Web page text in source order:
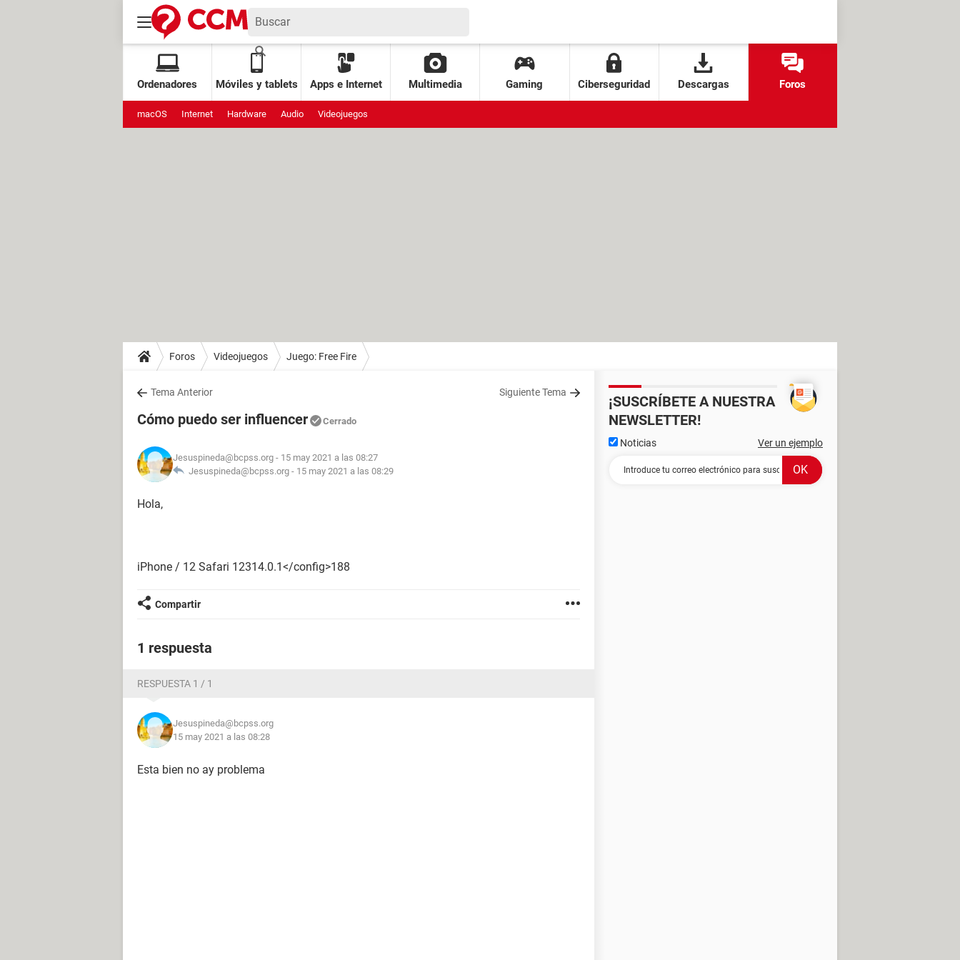
Ordenadores Móviles y tablets Apps e Internet Multimedia Gaming Ciberseguridad Descargas Foros
macOS Internet Hardware Audio Videojuegos
Foros Videojuegos Juego: Free Fire
Tema Anterior Siguiente Tema
Cómo puedo ser influencer Cerrado
Jesuspineda@bcpss.org - 15 may 2021 a las 08:27
Jesuspineda@bcpss.org - 15 may 2021 a las 08:29
Hola,
iPhone / 12 Safari 12314.0.1</config>188
Compartir
1 respuesta
RESPUESTA 1 / 1
Jesuspineda@bcpss.org
15 may 2021 a las 08:28
Esta bien no ay problema
¡SUSCRÍBETE A NUESTRA
NEWSLETTER!
Noticias Ver un ejemplo